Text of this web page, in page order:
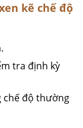
kẽ chế độ
tra định kỳ
chế độ thường